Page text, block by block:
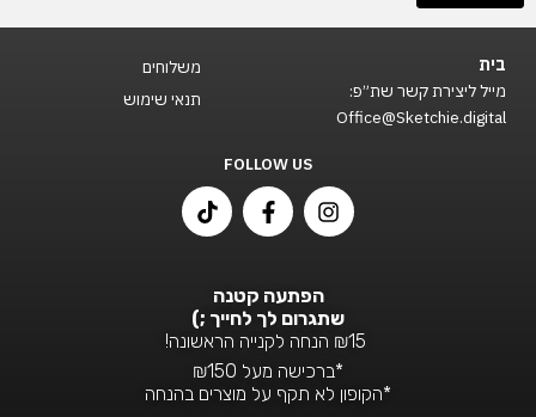
בית
מייל ליצירת קשר שת״פ:
Office@Sketchie.digital
משלוחים
תנאי שימוש
FOLLOW US
I
n
s
a
g
r
a
m
F
a
c
b
o
o
k
-
f
T
i
k
k הפתעה קטנה
שתגרום לך לחייך ;)
*ברכישה מעל ₪150
*הקופון לא תקף על מוצרים בהנחה